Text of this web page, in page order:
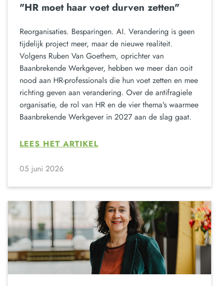
"HR moet haar voet durven zetten"
Reorganisaties. Besparingen. AI. Verandering is geen
tijdelijk project meer, maar de nieuwe realiteit.
Volgens Ruben Van Goethem, oprichter van
Baanbrekende Werkgever, hebben we meer dan ooit
nood aan HR-professionals die hun voet zetten en mee
richting geven aan verandering. Over de antifragiele
organisatie, de rol van HR en de vier thema's waarmee
Baanbrekende Werkgever in 2027 aan de slag gaat.
LEES HET ARTIKEL
05 juni 2026